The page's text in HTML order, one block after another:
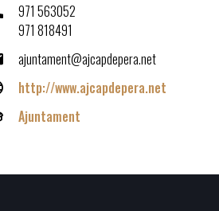
971 563052
971 818491
ajuntament@ajcapdepera.net
http://www.ajcapdepera.net
Ajuntament